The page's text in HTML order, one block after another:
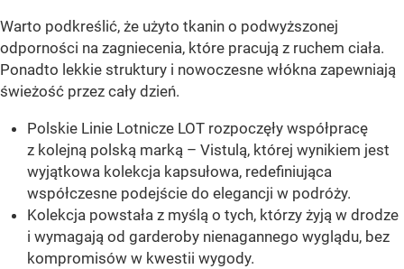
Warto podkreślić, że użyto tkanin o podwyższonej
odporności na zagniecenia, które pracują z ruchem ciała.
Ponadto lekkie struktury i nowoczesne włókna zapewniają
świeżość przez cały dzień.
Polskie Linie Lotnicze LOT rozpoczęły współpracę
z kolejną polską marką – Vistulą, której wynikiem jest
wyjątkowa kolekcja kapsułowa, redefiniująca
współczesne podejście do elegancji w podróży.
Kolekcja powstała z myślą o tych, którzy żyją w drodze
i wymagają od garderoby nienagannego wyglądu, bez
kompromisów w kwestii wygody.